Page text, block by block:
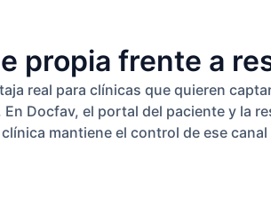
propia frente a
real para clínicas que quieren
Docfav, el portal del paciente y la
mantiene el control de ese